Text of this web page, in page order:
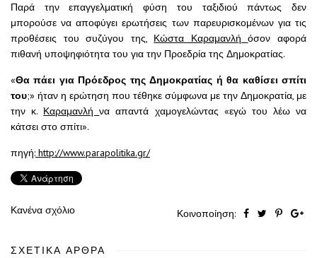
Παρά την επαγγελματική φύση του ταξιδιού πάντως δεν
μπορούσε να αποφύγει ερωτήσεις των παρευρισκομένων για τις
προθέσεις του συζύγου της, Κώστα Καραμανλήόσον αφορά
πιθανή υποψηφιότητα του για την Προεδρία της Δημοκρατίας.
«Θα πάει για Πρόεδρος της Δημοκρατίας ή θα καθίσει σπίτι
του;» ήταν η ερώτηση που τέθηκε σύμφωνα με την Δημοκρατία, με
την κ. Καραμανλήνα απαντά χαμογελώντας «εγώ του λέω να
κάτσει στο σπίτι».
πηγή: http://www.parapolitika.gr/
Κανένα σχόλιο Κοινοποίηση:
ΣΧΕΤΙΚΆ ΆΡΘΡΑ